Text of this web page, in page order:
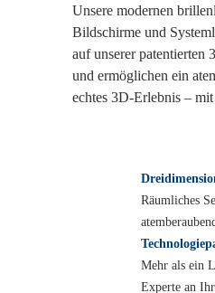
Unsere modernen
Bildschirme und
auf unserer patentierten
und ermöglichen ein
echtes 3D-Erlebnis –
Räumliches
Mehr als ein
Experte an